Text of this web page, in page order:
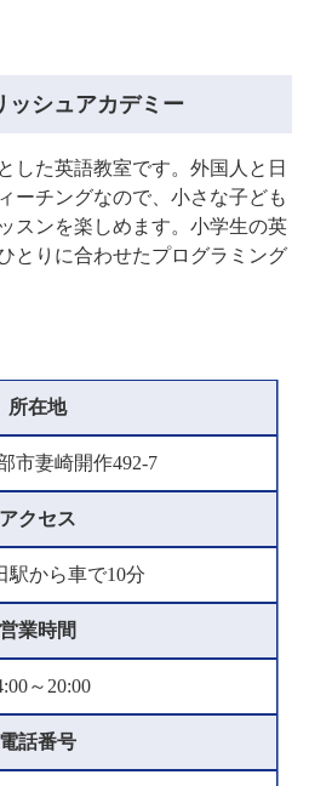
ッシュアカデミー
した英語教室です。外国人と日
ーチングなので、小さな子ども
スンを楽しめます。小学生の英
とりに合わせたプログラミング
所在地
市妻崎開作492-7
アクセス
駅から車で10分
営業時間
～20:00
電話番号